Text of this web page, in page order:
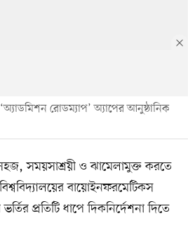
রোডম্যাপ’ অ্যাপের আনুষ্ঠানিক
সহজ, সময়সাশ্রয়ী ও ঝামেলামুক্ত করতে
বায়োইনফরমেটিকস
ভর্তির প্রতিটি ধাপে দিকনির্দেশনা দিতে